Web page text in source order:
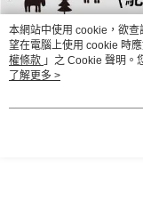
本網站中使用 cookie，欲
望在電腦上使用 cookie 時
權條款 」之 Cookie 聲明。
用條款之 Cookie 聲明使用
了解更多 >